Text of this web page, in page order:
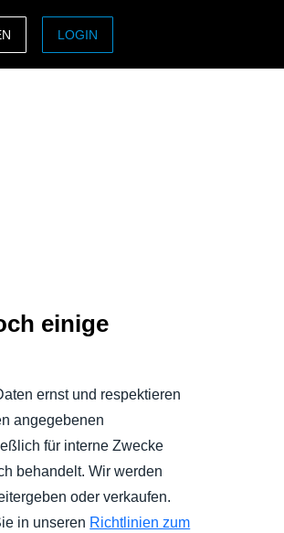
LOGIN
einige
ernst und respektieren
angegebenen
für interne Zwecke
behandelt. Wir werden
oder verkaufen.
in unseren Richtlinien zum